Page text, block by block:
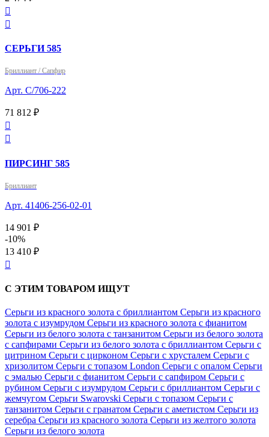


СЕРЬГИ 585
Бриллиант / Сапфир
Арт. С/706-222
71 812 ₽


ПИРСИНГ 585
Бриллиант
Арт. 41406-256-02-01
14 901 ₽
-10%
13 410 ₽

С ЭТИМ ТОВАРОМ ИЩУТ
Серьги из красного золота с бриллиантом Серьги из красного
золота с изумрудом Серьги из красного золота с фианитом
Серьги из белого золота с танзанитом Серьги из белого золота
с сапфирами Серьги из белого золота с бриллиантом Серьги с
цитрином Серьги с цирконом Серьги с хрусталем Серьги с
хризолитом Серьги с топазом London Серьги с опалом Серьги
с эмалью Серьги с фианитом Серьги с сапфиром Серьги с
рубином Серьги с изумрудом Серьги с бриллиантом Серьги с
жемчугом Серьги Swarovski Серьги с топазом Серьги с
танзанитом Серьги с гранатом Серьги с аметистом Серьги из
серебра Серьги из красного золота Серьги из желтого золота
Серьги из белого золота